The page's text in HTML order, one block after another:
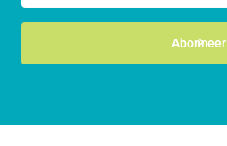
Abonneer